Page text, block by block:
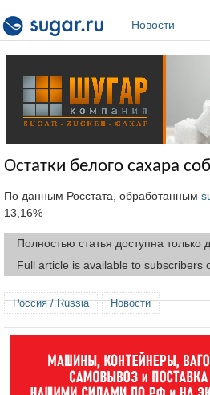
Новости
Остатки белого сахара
По данным Росстата, обработанным
13,16%
Полностью статья доступна только
Full article is available to subscribers
Россия / Russia Новости